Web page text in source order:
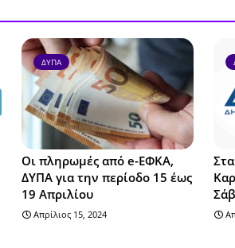
ΔΥΠΑ
Οι πληρωμές από e-ΕΦΚΑ,
ΔΥΠΑ για την περίοδο 15 έως
19 Απριλίου
Απρίλιος 15, 2024